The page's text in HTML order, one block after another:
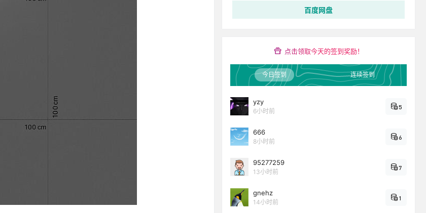
百度网盘
点击领取今天的签到奖励！
今日签到 连续签到
yzy
6小时前
5
666
8小时前
6
95277259
13小时前
7
gnehz
14小时前
1